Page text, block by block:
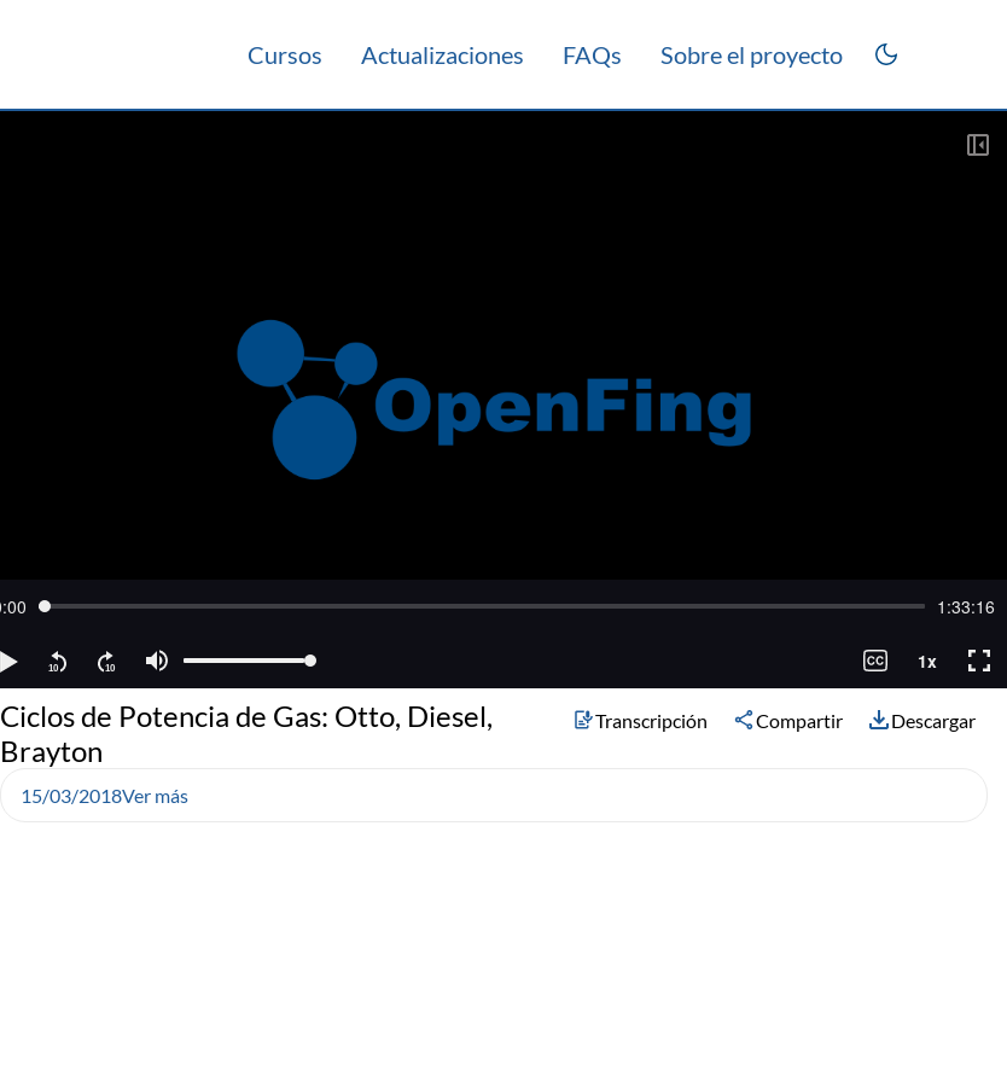
Cursos Actualizaciones FAQs Sobre el proyecto
Ciclos de Potencia de Gas: Otto, Diesel,
Brayton
Transcripción Compartir Descargar
15/03/2018Ver más